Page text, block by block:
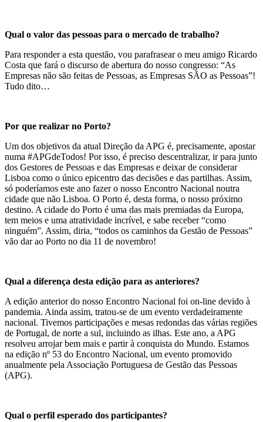
Qual o valor das pessoas para o mercado de trabalho?
Para responder a esta questão, vou parafrasear o meu amigo Ricardo
Costa que fará o discurso de abertura do nosso congresso: “As
Empresas não são feitas de Pessoas, as Empresas SÃO as Pessoas”!
Tudo dito…
Por que realizar no Porto?
Um dos objetivos da atual Direção da APG é, precisamente, apostar
numa #APGdeTodos! Por isso, é preciso descentralizar, ir para junto
dos Gestores de Pessoas e das Empresas e deixar de considerar
Lisboa como o único epicentro das decisões e das partilhas. Assim,
só poderíamos este ano fazer o nosso Encontro Nacional noutra
cidade que não Lisboa. O Porto é, desta forma, o nosso próximo
destino. A cidade do Porto é uma das mais premiadas da Europa,
tem meios e uma atratividade incrível, e sabe receber “como
ninguém”. Assim, diria, “todos os caminhos da Gestão de Pessoas”
vão dar ao Porto no dia 11 de novembro!
Qual a diferença desta edição para as anteriores?
A edição anterior do nosso Encontro Nacional foi on-line devido à
pandemia. Ainda assim, tratou-se de um evento verdadeiramente
nacional. Tivemos participações e mesas redondas das várias regiões
de Portugal, de norte a sul, incluindo as ilhas. Este ano, a APG
resolveu arrojar bem mais e partir à conquista do Mundo. Estamos
na edição nº 53 do Encontro Nacional, um evento promovido
anualmente pela Associação Portuguesa de Gestão das Pessoas
(APG).
Qual o perfil esperado dos participantes?